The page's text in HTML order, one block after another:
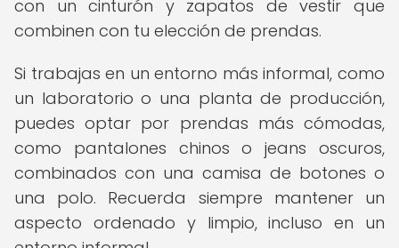
con un cinturón y zapatos de vestir que
combinen con tu elección de prendas.
Si trabajas en un entorno más informal, como
un laboratorio o una planta de producción,
puedes optar por prendas más cómodas,
como pantalones chinos o jeans oscuros,
combinados con una camisa de botones o
una polo. Recuerda siempre mantener un
aspecto ordenado y limpio, incluso en un